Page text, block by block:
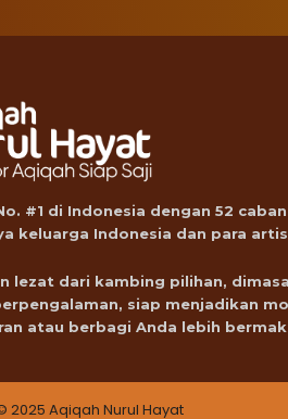
#1 di Indonesia dengan 52
keluarga Indonesia dan para
lezat dari kambing pilihan,
siap menjadikan
atau berbagi Anda lebih
2025 Aqiqah Nurul Hayat